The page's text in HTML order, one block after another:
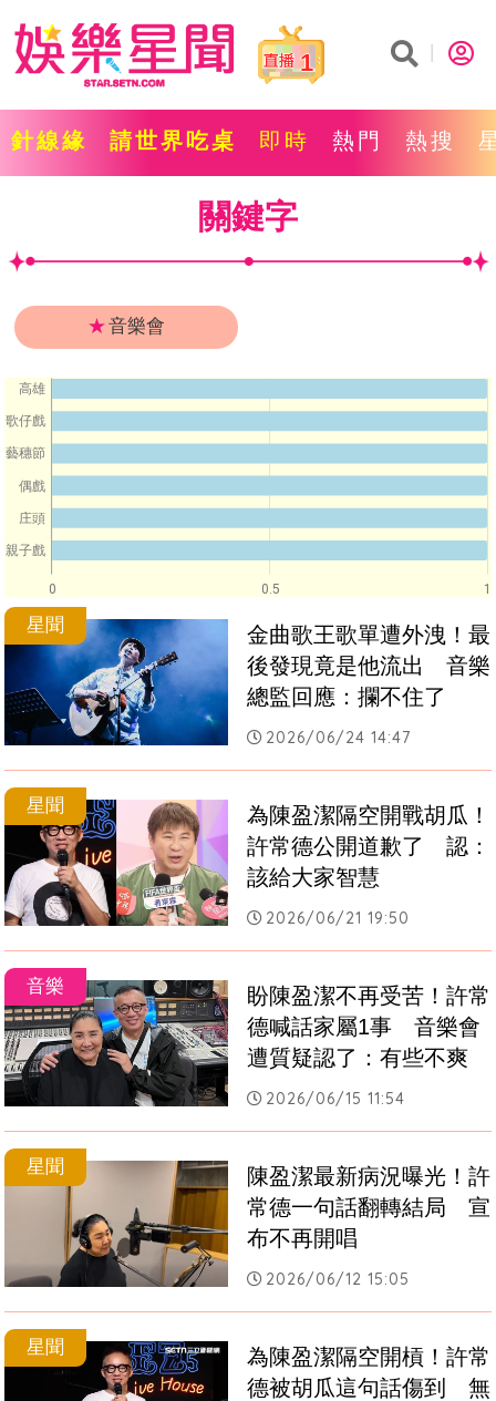
1
針線緣 請世界吃桌 即時 熱門 熱搜
關鍵字
★音樂會
0 0.5 1
高雄
歌仔戲
藝穗節
偶戲
庄頭
親子戲
星聞
金曲歌王歌單遭外洩！最
後發現竟是他流出　音樂
總監回應：攔不住了
2026/06/24 14:47
星聞
為陳盈潔隔空開戰胡瓜！
許常德公開道歉了　認：
該給大家智慧
2026/06/21 19:50
音樂
盼陳盈潔不再受苦！許常
德喊話家屬1事　音樂會
遭質疑認了：有些不爽
2026/06/15 11:54
星聞
陳盈潔最新病況曝光！許
常德一句話翻轉結局　宣
布不再開唱
2026/06/12 15:05
星聞
為陳盈潔隔空開槓！許常
德被胡瓜這句話傷到　無